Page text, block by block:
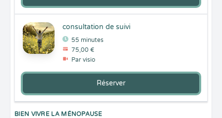
consultation de suivi
55 minutes
75,00 €
Par visio
Réserver
BIEN VIVRE LA MÉNOPAUSE